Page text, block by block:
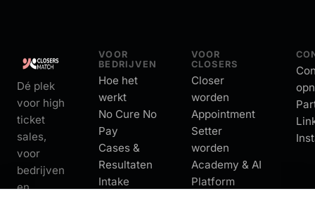
Dé plek
voor high
ticket
sales,
voor
bedrijven
en
VOOR
BEDRIJVEN
Hoe het
werkt
No Cure No
Pay
Cases &
Resultaten
Intake
VOOR
CLOSERS
Closer
worden
Appointment
Setter
worden
Academy & AI
Platform